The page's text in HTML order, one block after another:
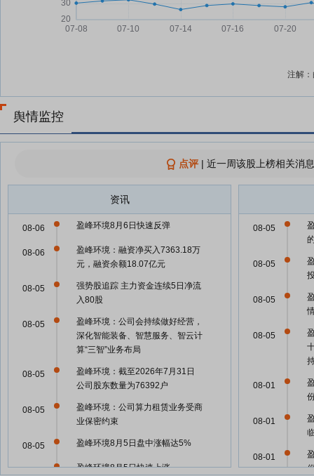
注解
舆情监控
点评| 近一周该股上榜相关消
资讯
盈峰环境8月6日快速反弹
08-06
盈峰环境：融资净买入7363.18万
元，融资余额18.07亿元
08-06
强势股追踪 主力资金连续5日净流
入80股
08-05
盈峰环境：公司会持续做好经营，
深化智能装备、智慧服务、智云计
算“三智”业务布局
08-05
盈峰环境：截至2026年7月31日
公司股东数量为76392户
08-05
盈峰环境：公司算力租赁业务受商
业保密约束
08-05
盈峰环境8月5日盘中涨幅达5%
08-05
盈峰环境8月5日快速上涨
08-05
08-05
08-05
08-05
08-05
08-01
08-01
08-01